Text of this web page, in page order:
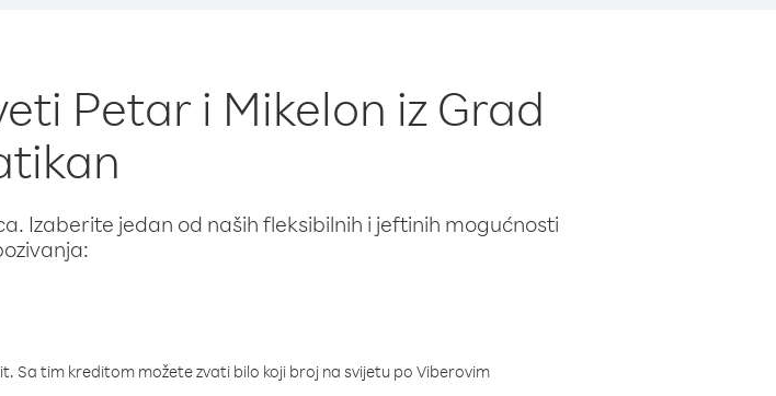
Petar i Mikelon iz Grad
Izaberite jedan od naših fleksibilnih i jeftinih mogućnosti
Sa tim kreditom možete zvati bilo koji broj na svijetu po Viberovim